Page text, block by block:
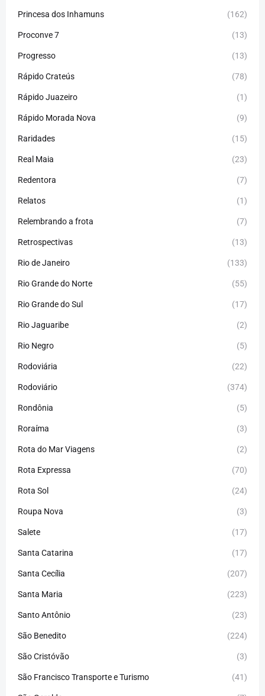
Princesa dos Inhamuns (162)
Proconve 7 (13)
Progresso (13)
Rápido Crateús (78)
Rápido Juazeiro (1)
Rápido Morada Nova (9)
Raridades (15)
Real Maia (23)
Redentora (7)
Relatos (1)
Relembrando a frota (7)
Retrospectivas (13)
Rio de Janeiro (133)
Rio Grande do Norte (55)
Rio Grande do Sul (17)
Rio Jaguaribe (2)
Rio Negro (5)
Rodoviária (22)
Rodoviário (374)
Rondônia (5)
Roraíma (3)
Rota do Mar Viagens (2)
Rota Expressa (70)
Rota Sol (24)
Roupa Nova (3)
Salete (17)
Santa Catarina (17)
Santa Cecília (207)
Santa Maria (223)
Santo Antônio (23)
São Benedito (224)
São Cristóvão (3)
São Francisco Transporte e Turismo (41)